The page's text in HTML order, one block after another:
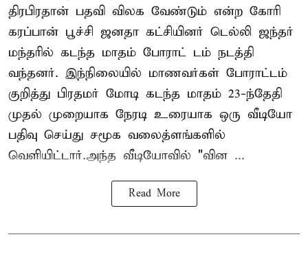
திரபிரதான் பதவி விலக வேண்டும் என்ற கோரி
கரப்பான் பூச்சி ஜனதா கட்சியினர் டெல்லி ஜந்தர்
மந்தரில் கடந்த மாதம் போராட் டம் நடத்தி
வந்தனர். இந்நிலையில் மாணவர்கள் போராட்டம்
குறித்து பிரதமர் மோடி கடந்த மாதம் 23-ந்தேதி
முதல் முறையாக நேரடி உரையாக ஒரு வீடியோ
பதிவு செய்து சமூக வலைத்ளங்களில்
வெளியிட்டார்.அந்த வீடியோவில் "வின ...
Read More